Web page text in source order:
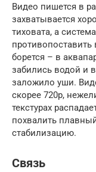
Видео пишется в
захватывается
тиховата, а
борется – в
забились водой и
заложило уши.
скорее 720p,
текстурах
похвалить
стабилизацию.
Связь